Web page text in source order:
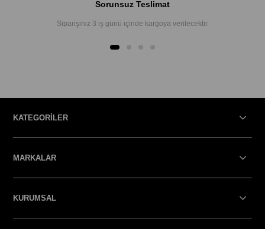
Sorunsuz Teslimat
Siparişiniz 3 iş günü içinde kargoya verilecektir.
KATEGORİLER
MARKALAR
KURUMSAL